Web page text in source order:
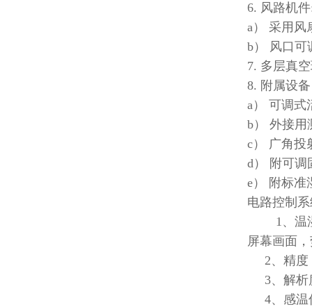
6. 风路机
a） 采用风
b） 风口可
7. 多层真
8. 附属设
a） 可调式
b） 外接用
c） 广角投
d） 附可调
e） 附标准
电路控制
1、温湿
屏幕画面
2、精度
3、解析
4、感温